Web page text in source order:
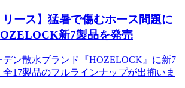
リース】猛暑で傷むホース問題に
新7製品を発売
デン散水ブランド『HOZELOCK』に新7
17製品のフルラインナップが出揃いま